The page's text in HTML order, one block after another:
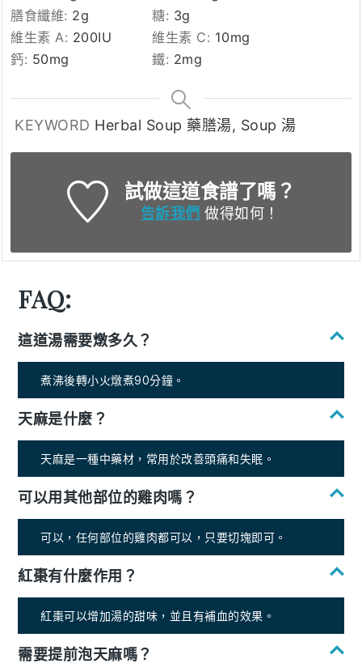
膳食纖維: 2g 糖: 3g
維生素 A: 200IU 維生素 C: 10mg
鈣: 50mg 鐵: 2mg
KEYWORD Herbal Soup 藥膳湯, Soup 湯
試做這道食譜了嗎？
告訴我們 做得如何！
FAQ:
這道湯需要燉多久？
煮沸後轉小火燉煮90分鐘。
天麻是什麼？
天麻是一種中藥材，常用於改善頭痛和失眠。
可以用其他部位的雞肉嗎？
可以，任何部位的雞肉都可以，只要切塊即可。
紅棗有什麼作用？
紅棗可以增加湯的甜味，並且有補血的效果。
需要提前泡天麻嗎？